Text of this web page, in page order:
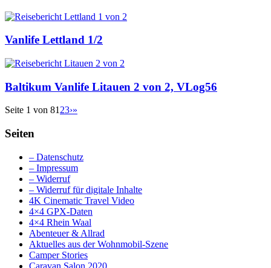
Vanlife Lettland 1/2
Baltikum Vanlife Litauen 2 von 2, VLog56
Seite 1 von 81 23›»
Seiten
– Datenschutz
– Impressum
– Widerruf
– Widerruf für digitale Inhalte
4K Cinematic Travel Video
4×4 GPX-Daten
4×4 Rhein Waal
Abenteuer & Allrad
Aktuelles aus der Wohnmobil-Szene
Camper Stories
Caravan Salon 2020